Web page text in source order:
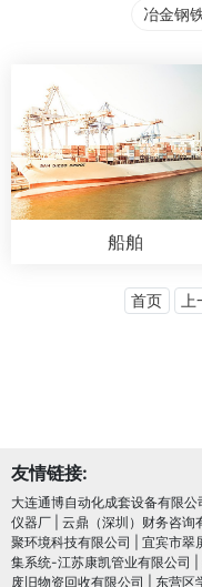
冶金钢
船舶
首页 上
友情链接:
大连通博自动化成套设备有限公
仪器厂
云鼎（深圳）财务咨询
聚环境科技有限公司
宜宾市翠
集系统-江苏康凯管业有限公司
废旧物资回收有限公司
东营区